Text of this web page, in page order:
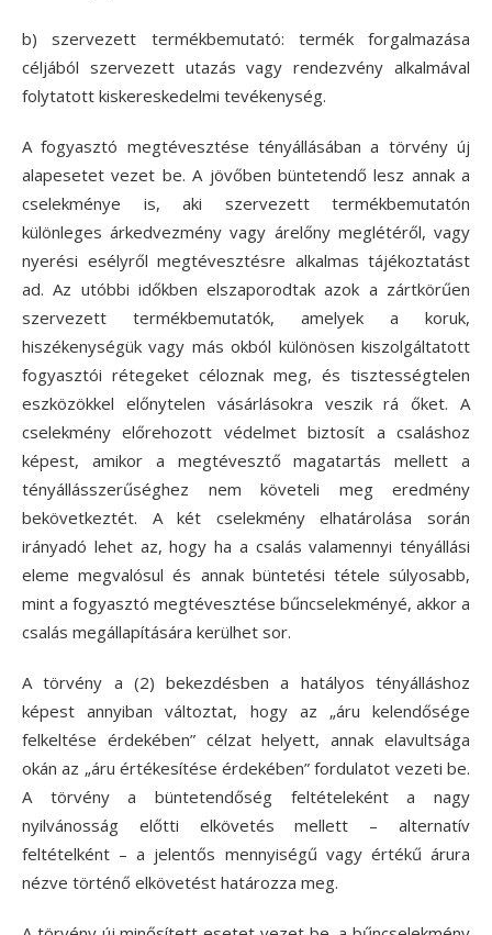
b) szervezett termékbemutató: termék forgalmazása
céljából szervezett utazás vagy rendezvény alkalmával
folytatott kiskereskedelmi tevékenység.
A fogyasztó megtévesztése tényállásában a törvény új
alapesetet vezet be. A jövőben büntetendő lesz annak a
cselekménye is, aki szervezett termékbemutatón
különleges árkedvezmény vagy árelőny meglétéről, vagy
nyerési esélyről megtévesztésre alkalmas tájékoztatást
ad. Az utóbbi időkben elszaporodtak azok a zártkörűen
szervezett termékbemutatók, amelyek a koruk,
hiszékenységük vagy más okból különösen kiszolgáltatott
fogyasztói rétegeket céloznak meg, és tisztességtelen
eszközökkel előnytelen vásárlásokra veszik rá őket. A
cselekmény előrehozott védelmet biztosít a csaláshoz
képest, amikor a megtévesztő magatartás mellett a
tényállásszerűséghez nem követeli meg eredmény
bekövetkeztét. A két cselekmény elhatárolása során
irányadó lehet az, hogy ha a csalás valamennyi tényállási
eleme megvalósul és annak büntetési tétele súlyosabb,
mint a fogyasztó megtévesztése bűncselekményé, akkor a
csalás megállapítására kerülhet sor.
A törvény a (2) bekezdésben a hatályos tényálláshoz
képest annyiban változtat, hogy az „áru kelendősége
felkeltése érdekében” célzat helyett, annak elavultsága
okán az „áru értékesítése érdekében” fordulatot vezeti be.
A törvény a büntetendőség feltételeként a nagy
nyilvánosság előtti elkövetés mellett – alternatív
feltételként – a jelentős mennyiségű vagy értékű árura
nézve történő elkövetést határozza meg.